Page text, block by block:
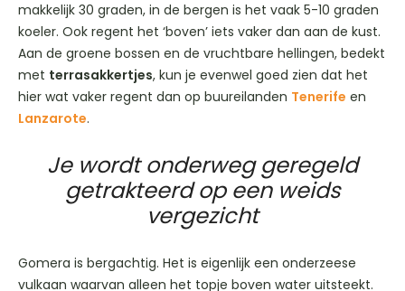
makkelijk 30 graden, in de bergen is het vaak 5-10 graden
koeler. Ook regent het ‘boven’ iets vaker dan aan de kust.
Aan de groene bossen en de vruchtbare hellingen, bedekt
met terrasakkertjes, kun je evenwel goed zien dat het
hier wat vaker regent dan op buureilanden Tenerife en
Lanzarote.
Je wordt onderweg geregeld
getrakteerd op een weids
vergezicht
Gomera is bergachtig. Het is eigenlijk een onderzeese
vulkaan waarvan alleen het topje boven water uitsteekt.